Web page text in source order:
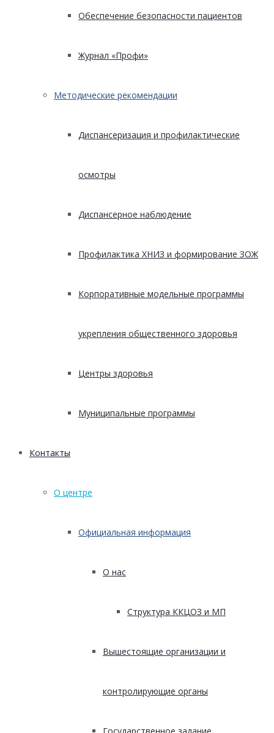
Обеспечение безопасности пациентов
Журнал «Профи»
Методические рекомендации
Диспансеризация и профилактические
осмотры
Диспансерное наблюдение
Профилактика ХНИЗ и формирование ЗОЖ
Корпоративные модельные программы
укрепления общественного здоровья
Центры здоровья
Муниципальные программы
Контакты
О центре
Официальная информация
О нас
Структура ККЦОЗ и МП
Вышестоящие организации и
контролирующие органы